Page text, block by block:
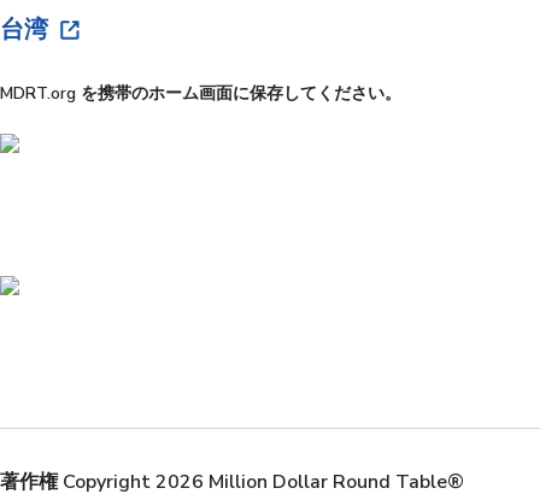
台湾
MDRT.org を携帯のホーム画面に保存してください。
著作権 Copyright 2026 Million Dollar Round Table®